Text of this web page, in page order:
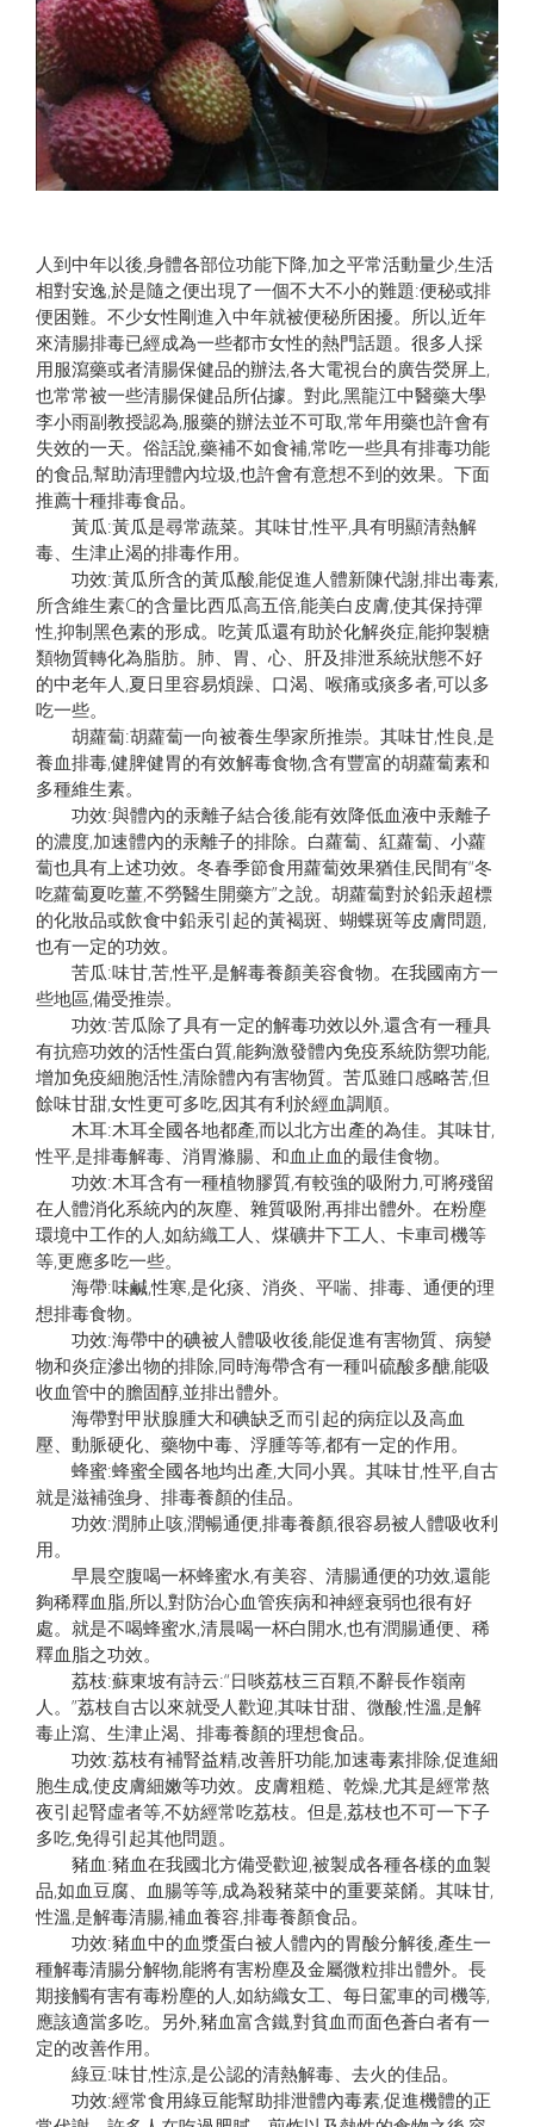
人到中年以後,身體各部位功能下降,加之平常活動量少,生活
相對安逸,於是隨之便出現了一個不大不小的難題:便秘或排
便困難。不少女性剛進入中年就被便秘所困擾。所以,近年
來清腸排毒已經成為一些都市女性的熱門話題。很多人採
用服瀉藥或者清腸保健品的辦法,各大電視台的廣告熒屏上,
也常常被一些清腸保健品所佔據。對此,黑龍江中醫藥大學
李小雨副教授認為,服藥的辦法並不可取,常年用藥也許會有
失效的一天。俗話說,藥補不如食補,常吃一些具有排毒功能
的食品,幫助清理體內垃圾,也許會有意想不到的效果。下面
推薦十種排毒食品。
黃瓜:黃瓜是尋常蔬菜。其味甘,性平,具有明顯清熱解
毒、生津止渴的排毒作用。
功效:黃瓜所含的黃瓜酸,能促進人體新陳代謝,排出毒素,
所含維生素C的含量比西瓜高五倍,能美白皮膚,使其保持彈
性,抑制黑色素的形成。吃黃瓜還有助於化解炎症,能抑製糖
類物質轉化為脂肪。肺、胃、心、肝及排泄系統狀態不好
的中老年人,夏日里容易煩躁、口渴、喉痛或痰多者,可以多
吃一些。
胡蘿蔔:胡蘿蔔一向被養生學家所推崇。其味甘,性良,是
養血排毒,健脾健胃的有效解毒食物,含有豐富的胡蘿蔔素和
多種維生素。
功效:與體內的汞離子結合後,能有效降低血液中汞離子
的濃度,加速體內的汞離子的排除。白蘿蔔、紅蘿蔔、小蘿
蔔也具有上述功效。冬春季節食用蘿蔔效果猶佳,民間有“冬
吃蘿蔔夏吃薑,不勞醫生開藥方”之說。胡蘿蔔對於鉛汞超標
的化妝品或飲食中鉛汞引起的黃褐斑、蝴蝶斑等皮膚問題,
也有一定的功效。
苦瓜:味甘,苦,性平,是解毒養顏美容食物。在我國南方一
些地區,備受推崇。
功效:苦瓜除了具有一定的解毒功效以外,還含有一種具
有抗癌功效的活性蛋白質,能夠激發體內免疫系統防禦功能,
增加免疫細胞活性,清除體內有害物質。苦瓜雖口感略苦,但
餘味甘甜,女性更可多吃,因其有利於經血調順。
木耳:木耳全國各地都產,而以北方出產的為佳。其味甘,
性平,是排毒解毒、消胃滌腸、和血止血的最佳食物。
功效:木耳含有一種植物膠質​​,有較強的吸附力,可將殘留
在人體消化系統內的灰塵、雜質吸附,再排出體外。在粉塵
環境中工作的人,如紡織工人、煤礦井下工人、卡車司機等
等,更應多吃一些。
海帶:味鹹,性寒,是化痰、消炎、平喘、排毒、通便的理
想排毒食物。
功效:海帶中的碘被人體吸收後,能促進有害物質、病變
物和炎症滲出物的排除,同時海帶含有一種叫硫酸多醣,能吸
收血管中的膽固醇,並排出體外。
海帶對甲狀腺腫大和碘缺乏而引起的病症以及高血
壓、動脈硬化、藥物中毒、浮腫等等,都有一定的作用。
蜂蜜:蜂蜜全國各地均出產,大同小異。其味甘,性平,自古
就是滋補強身、排毒養顏的佳品。
功效:潤肺止咳,潤暢通便,排毒養顏,很容易被人體吸收利
用。
早晨空腹喝一杯蜂蜜水,有美容、清腸通便的功效,還能
夠稀釋血脂,所以,對防治心血管疾病和神經衰弱也很有好
處。就是不喝蜂蜜水,清晨喝一杯白開水,也有潤腸通便、稀
釋血脂之功效。
荔枝:蘇東坡有詩云:“日啖荔枝三百顆,不辭長作嶺南
人。”荔枝自古以來就受人歡迎,其味甘甜、微酸,性溫,是解
毒止瀉、生津止渴、排毒養顏的理想食品。
功效:荔枝有補腎益精,改善肝功能,加速毒素排除,促進細
胞生成,使皮膚細嫩等功效。皮膚粗糙、乾燥,尤其是經常熬
夜引起腎虛者等,不妨經常吃荔枝。但是,荔枝也不可一下子
多吃,免得引起其他問題。
豬血:豬血在我國北方備受歡迎,被製成各種各樣的血製
品,如血豆腐、血腸等等,成為殺豬菜中的重要菜餚。其味甘,
性溫,是解毒清腸,補血養容,排毒養顏食品。
功效:豬血中的血漿蛋白被人體內的胃酸分解後,產生一
種解毒清腸分解物,能將有害粉塵及金屬微粒排出體外。長
期接觸有害有毒粉塵的人,如紡織女工、每日駕車的司機等,
應該適當多吃。另外,豬血富含鐵,對貧血而面色蒼白者有一
定的改善作用。
綠豆:味甘,性涼,是公認的清熱解毒、去火的佳品。
功效:經常食用綠豆能幫助排泄體內毒素,促進機體的正